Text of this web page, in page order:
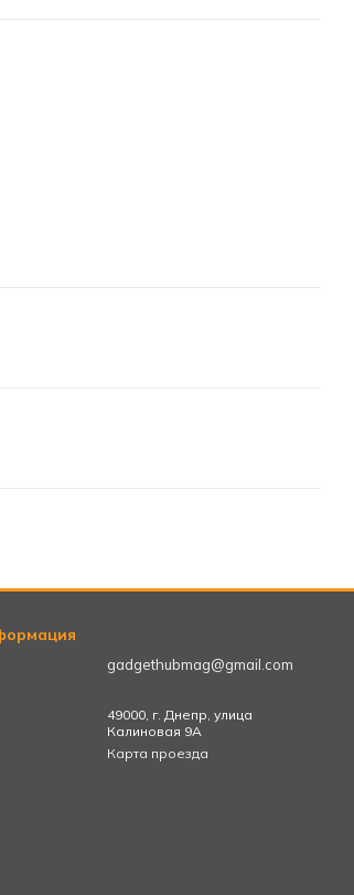
gadgethubmag@gmail.com
49000, г. Днепр, улица
Калиновая 9А
Карта проезда